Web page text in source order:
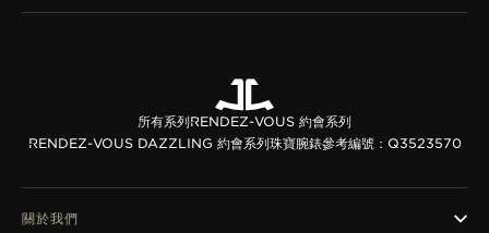
所有系列RENDEZ-VOUS 約會系列
RENDEZ-VOUS DAZZLING 約會系列珠寶腕錶參考編號：Q3523570
關於我們